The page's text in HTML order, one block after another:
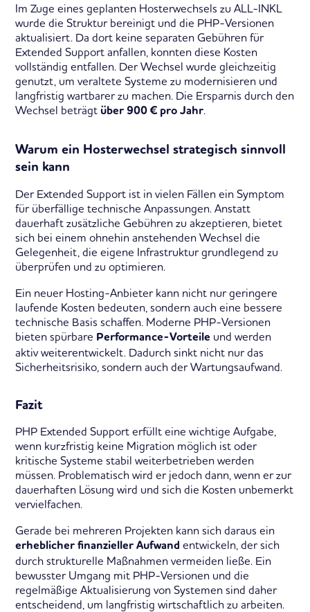
Im Zuge eines geplanten Hosterwechsels zu ALL-INKL
wurde die Struktur bereinigt und die PHP-Versionen
aktualisiert. Da dort keine separaten Gebühren für
Extended Support anfallen, konnten diese Kosten
vollständig entfallen. Der Wechsel wurde gleichzeitig
genutzt, um veraltete Systeme zu modernisieren und
langfristig wartbarer zu machen. Die Ersparnis durch den
Wechsel beträgt über 900 € pro Jahr.
Warum ein Hosterwechsel strategisch sinnvoll
sein kann
Der Extended Support ist in vielen Fällen ein Symptom
für überfällige technische Anpassungen. Anstatt
dauerhaft zusätzliche Gebühren zu akzeptieren, bietet
sich bei einem ohnehin anstehenden Wechsel die
Gelegenheit, die eigene Infrastruktur grundlegend zu
überprüfen und zu optimieren.
Ein neuer Hosting-Anbieter kann nicht nur geringere
laufende Kosten bedeuten, sondern auch eine bessere
technische Basis schaffen. Moderne PHP-Versionen
bieten spürbare Performance-Vorteile und werden
aktiv weiterentwickelt. Dadurch sinkt nicht nur das
Sicherheitsrisiko, sondern auch der Wartungsaufwand.
Fazit
PHP Extended Support erfüllt eine wichtige Aufgabe,
wenn kurzfristig keine Migration möglich ist oder
kritische Systeme stabil weiterbetrieben werden
müssen. Problematisch wird er jedoch dann, wenn er zur
dauerhaften Lösung wird und sich die Kosten unbemerkt
vervielfachen.
Gerade bei mehreren Projekten kann sich daraus ein
erheblicher finanzieller Aufwand entwickeln, der sich
durch strukturelle Maßnahmen vermeiden ließe. Ein
bewusster Umgang mit PHP-Versionen und die
regelmäßige Aktualisierung von Systemen sind daher
entscheidend, um langfristig wirtschaftlich zu arbeiten.